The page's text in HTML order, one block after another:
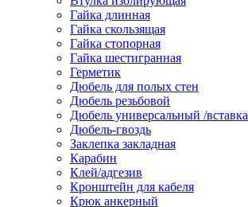
Гайка длинная
Гайка скользящая
Гайка стопорная
Гайка шестигранная
Герметик
Дюбель для полых стен
Дюбель резьбовой
Дюбель универсальный /вставка
Дюбель-гвоздь
Заклепка закладная
Карабин
Клей/адгезив
Кронштейн для кабеля
Крюк анкерный